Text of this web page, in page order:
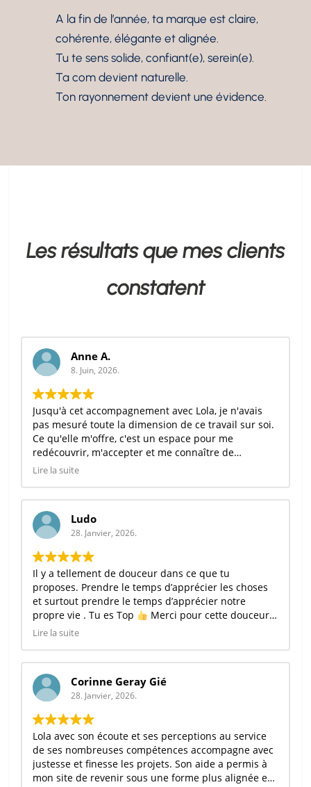
A la fin de l’année, ta marque est claire,
cohérente, élégante et alignée.
Tu te sens solide, confiant(e), serein(e).
Ta com devient naturelle.
Ton rayonnement devient une évidence.
Les résultats que mes clients
constatent
Anne A.
8. Juin, 2026.
Jusqu'à cet accompagnement avec Lola, je n'avais
pas mesuré toute la dimension de ce travail sur soi.
Ce qu'elle m'offre, c'est un espace pour me
redécouvrir, m'accepter et me connaître de
l'intérieur, avec sincérité et amour, et elle me
J'avais peur de ne pas y arriver, comme si je n'avais
pas le droit d'être heureuse ou d'atteindre ce vers
quoi j'aspire. Lola a cette façon d'accompagner qui
allie expertise, analyse et expérience : elle
t'entraîne, elle te fait bosser, elle t'amène à être
prête, pertinente et stratégique au moment venu.
Je ne pouvais pas rêver mieux comme
accompagnement, et je suis profondément
reconnaissante qu'elle soit celle qui m'accompagne
dans ma légitimité et mon introspection.
Lire la suite
Ludo
28. Janvier, 2026.
Il y a tellement de douceur dans ce que tu
proposes. Prendre le temps d’apprécier les choses
et surtout prendre le temps d’apprécier notre
propre vie . Tu es Top
Merci pour cette douceur.
Et surtout merci d’être là.
Lire la suite
Corinne Geray Gié
28. Janvier, 2026.
Lola avec son écoute et ses perceptions au service
de ses nombreuses compétences accompagne avec
justesse et finesse les projets. Son aide a permis à
mon site de revenir sous une forme plus alignée et